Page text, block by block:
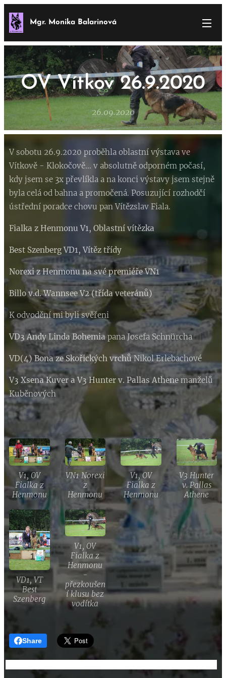
Mgr. Monika Balarinová
OV Vítkov 26.9.2020
26.09.2020
V sobotu 26.9.2020 proběhla oblastní výstava ve
Vítkově - Klokočově... v absolutně odporném počasí,
kdy jsem se 3x převlíkla a na konci výstavy jsem stejně
byla celá od bahna a promočená. Posuzující rozhodčí
ústřední poradce chovu pan Vítězslav Fiala.
Fialka z Henmonu V1, Oblastní vítězka
Best Szenberg VD1, Vítěz třídy
Norexi z Henmonu na své premiéře VN1
Billo v.d. Wannsee V2 (třída veteránů)
K odvodění mi byli svěřeni
VD3 Andy Linda Bohemiapana Josefa Schnürcha
VD(4) Bona ze Skořických vrchůNikol Erlebachové
V3 Xsena Kuver a V3 Hunter v. Pallas Athenemanželů
Kuběnových
V1, OV
Fialka z
Henmonu
VN1 Norexi
z
Henmonu
V1, OV
Fialka z
Henmonu
V3 Hunter
v. Pallas
Athene
VD1, VT
Best
Szenberg
V1, OV
Fialka z
Henmonu
-
přezkoušen
í klusu bez
vodítka
Share